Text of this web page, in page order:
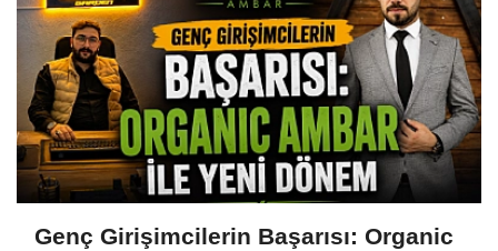
Genç Girişimcilerin Başarısı: Organic